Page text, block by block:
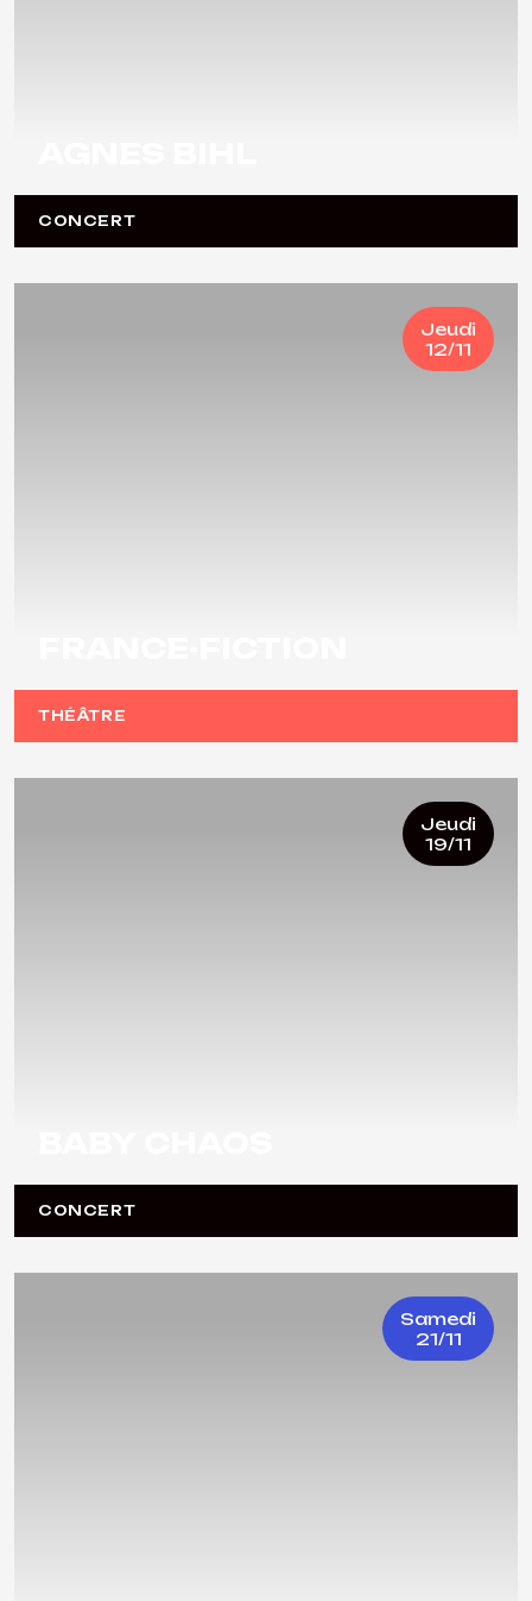
CONCERT
Jeudi
12/11
THÉÂTRE
Jeudi
19/11
CONCERT
Samedi
21/11